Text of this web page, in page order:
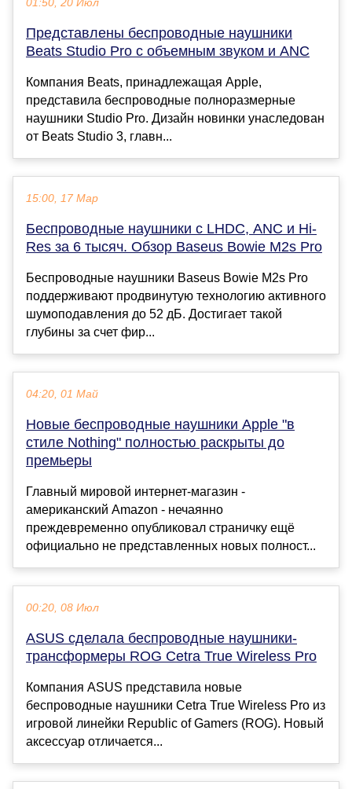
01:50, 20 Июл
Представлены беспроводные наушники
Beats Studio Pro с объемным звуком и ANC
Компания Beats, принадлежащая Apple,
представила беспроводные полноразмерные
наушники Studio Pro. Дизайн новинки унаследован
от Beats Studio 3, главн...
15:00, 17 Мар
Беспроводные наушники с LHDC, ANC и Hi-
Res за 6 тысяч. Обзор Baseus Bowie M2s Pro
Беспроводные наушники Baseus Bowie M2s Pro
поддерживают продвинутую технологию активного
шумоподавления до 52 дБ. Достигает такой
глубины за счет фир...
04:20, 01 Май
Новые беспроводные наушники Apple "в
стиле Nothing" полностью раскрыты до
премьеры
Главный мировой интернет-магазин -
американский Amazon - нечаянно
преждевременно опубликовал страничку ещё
официально не представленных новых полност...
00:20, 08 Июл
ASUS сделала беспроводные наушники-
трансформеры ROG Cetra True Wireless Pro
Компания ASUS представила новые
беспроводные наушники Cetra True Wireless Pro из
игровой линейки Republic of Gamers (ROG). Новый
аксессуар отличается...